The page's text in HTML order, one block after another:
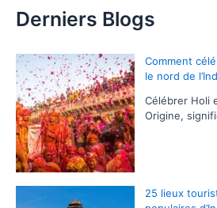
Derniers Blogs
Comment
le nord de
Célébrer Holi
Origine,
25 lieux